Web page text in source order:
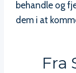
behandle og
dem i at
Fra